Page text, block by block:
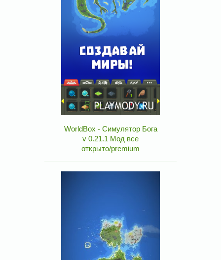
WorldBox - Симулятор Бога
v 0.21.1 Мод все
открыто/premium